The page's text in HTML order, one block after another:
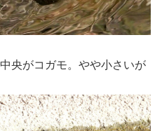
中央がコガモ。やや小さいが